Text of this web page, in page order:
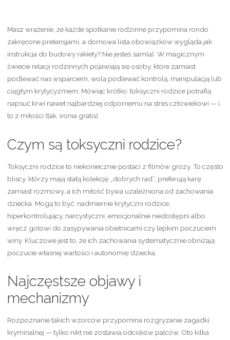
Masz wrażenie, że każde spotkanie rodzinne przypomina rondo
zakręcone pretensjami, a domowa lista obowiązków wygląda jak
instrukcja do budowy rakiety? Nie jesteś sam(a). W magicznym
świecie relacji rodzinnych pojawiają się osoby, które zamiast
podlewać nas wsparciem, wolą podlewać kontrolą, manipulacją lub
ciągłym krytycyzmem. Mówiąc krótko: toksyczni rodzice potrafią
napsuć krwi nawet najbardziej odpornemu na stres człowiekowi — i
to z miłości (tak, ironia gratis).
Czym są toksyczni rodzice?
Toksyczni rodzice to niekoniecznie postaci z filmów grozy. To często
bliscy, którzy mają stałą kolekcję „dobrych rad”, preferują karę
zamiast rozmowy, a ich miłość bywa uzależniona od zachowania
dziecka. Mogą to być: nadmiernie krytyczni rodzice,
hiperkontrolujący, narcystyczni, emocjonalnie niedostępni albo
wręcz gotowi do zasypywania obietnicami czy lepkim poczuciem
winy. Kluczowe jest to, że ich zachowania systematycznie obniżają
poczucie własnej wartości i autonomię dziecka.
Najczęstsze objawy i
mechanizmy
Rozpoznanie takich wzorców przypomina rozgryzanie zagadki
kryminalnej — tylko nikt nie zostawia odcisków palców. Oto kilka